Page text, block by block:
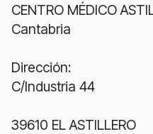
CENTRO MÉDICO
Cantabria
Dirección:
C/Industria 44
39610 EL ASTILLERO